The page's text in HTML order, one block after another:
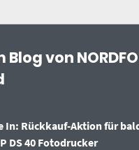
Blog von
In: Rückkauf-Aktion für
DS 40 Fotodrucker